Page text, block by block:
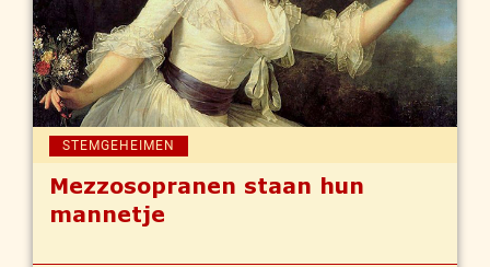
STEMGEHEIMEN
Mezzosopranen staan hun
mannetje